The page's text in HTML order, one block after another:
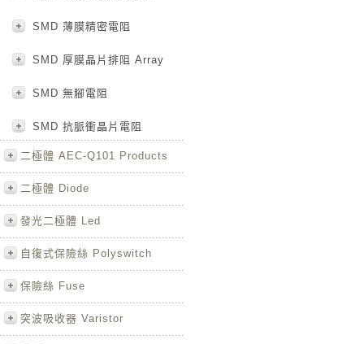
SMD 薄膜精密電阻
SMD 厚膜晶片排阻 Array
SMD 無腳電阻
SMD 抗脈衝晶片電阻
二極體 AEC-Q101 Products
二極體 Diode
發光二極體 Led
自復式保險絲 Polyswitch
保險絲 Fuse
突波吸收器 Varistor